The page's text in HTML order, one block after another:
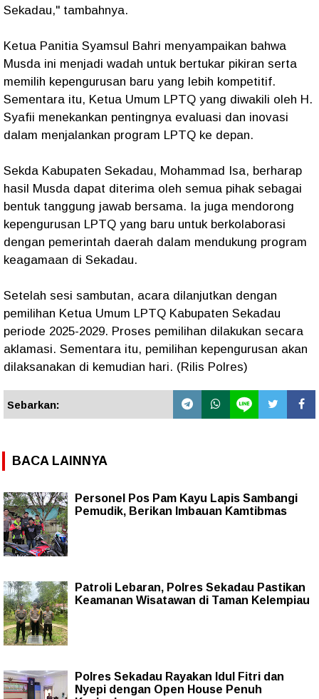
Sekadau," tambahnya.
Ketua Panitia Syamsul Bahri menyampaikan bahwa
Musda ini menjadi wadah untuk bertukar pikiran serta
memilih kepengurusan baru yang lebih kompetitif.
Sementara itu, Ketua Umum LPTQ yang diwakili oleh H.
Syafii menekankan pentingnya evaluasi dan inovasi
dalam menjalankan program LPTQ ke depan.
Sekda Kabupaten Sekadau, Mohammad Isa, berharap
hasil Musda dapat diterima oleh semua pihak sebagai
bentuk tanggung jawab bersama. Ia juga mendorong
kepengurusan LPTQ yang baru untuk berkolaborasi
dengan pemerintah daerah dalam mendukung program
keagamaan di Sekadau.
Setelah sesi sambutan, acara dilanjutkan dengan
pemilihan Ketua Umum LPTQ Kabupaten Sekadau
periode 2025-2029. Proses pemilihan dilakukan secara
aklamasi. Sementara itu, pemilihan kepengurusan akan
dilaksanakan di kemudian hari. (Rilis Polres)
Sebarkan:
BACA LAINNYA
Personel Pos Pam Kayu Lapis Sambangi
Pemudik, Berikan Imbauan Kamtibmas
Patroli Lebaran, Polres Sekadau Pastikan
Keamanan Wisatawan di Taman Kelempiau
Polres Sekadau Rayakan Idul Fitri dan
Nyepi dengan Open House Penuh